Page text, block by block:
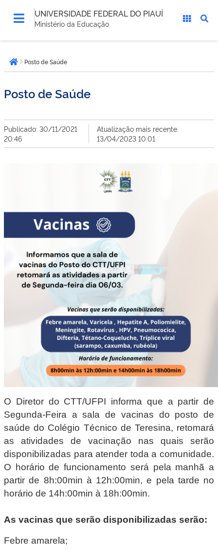
UNIVERSIDADE FEDERAL DO PIAUÍ
Ministério da Educação
está
aqui:Página inicial
Posto de Saúde
Posto de Saúde
Publicado: 30/11/2021
20:46
Atualização mais recente:
13/04/2023 10:01
O Diretor do CTT/UFPI informa que a partir de
Segunda-Feira a sala de vacinas do posto de
saúde do Colégio Técnico de Teresina, retomará
as atividades de vacinação nas quais serão
disponibilizadas para atender toda a comunidade.
O horário de funcionamento será pela manhã a
partir de 8h:00min à 12h:00min, e pela tarde no
horário de 14h:00min à 18h:00min.
As vacinas que serão disponibilizadas serão:
Febre amarela;